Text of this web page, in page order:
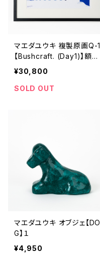
マエダユウキ 複製原画Q-1
【Bushcraft. (Day1)】額付
き、直筆サイン入り
¥30,800
SOLD OUT
マエダユウキ オブジェ【DO
G】１
¥4,950